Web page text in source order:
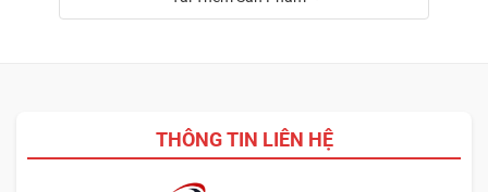
THÔNG TIN LIÊN HỆ